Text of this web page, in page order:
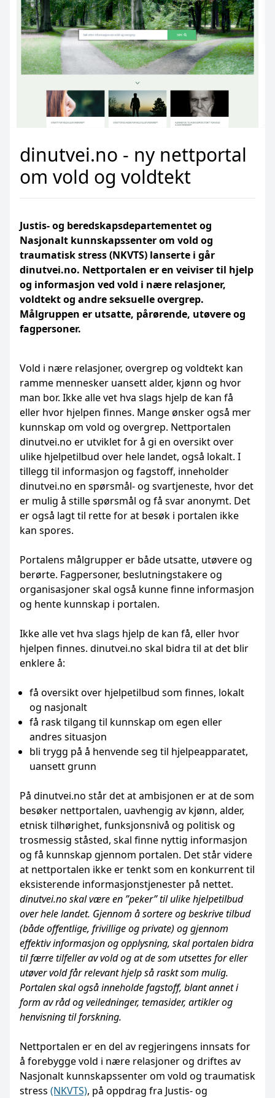
dinutvei.no - ny nettportal
om vold og voldtekt
Justis- og beredskapsdepartementet og
Nasjonalt kunnskapssenter om vold og
traumatisk stress (NKVTS) lanserte i går
dinutvei.no. Nettportalen er en veiviser til hjelp
og informasjon ved vold i nære relasjoner,
voldtekt og andre seksuelle overgrep.
Målgruppen er utsatte, pårørende, utøvere og
fagpersoner.
Vold i nære relasjoner, overgrep og voldtekt kan
ramme mennesker uansett alder, kjønn og hvor
man bor. Ikke alle vet hva slags hjelp de kan få
eller hvor hjelpen finnes. Mange ønsker også mer
kunnskap om vold og overgrep. Nettportalen
dinutvei.no er utviklet for å gi en oversikt over
ulike hjelpetilbud over hele landet, også lokalt. I
tillegg til informasjon og fagstoff, inneholder
dinutvei.no en spørsmål- og svartjeneste, hvor det
er mulig å stille spørsmål og få svar anonymt. Det
er også lagt til rette for at besøk i portalen ikke
kan spores.
Portalens målgrupper er både utsatte, utøvere og
berørte. Fagpersoner, beslutningstakere og
organisasjoner skal også kunne finne informasjon
og hente kunnskap i portalen.
Ikke alle vet hva slags hjelp de kan få, eller hvor
hjelpen finnes. dinutvei.no skal bidra til at det blir
enklere å:
få oversikt over hjelpetilbud som finnes, lokalt
og nasjonalt
få rask tilgang til kunnskap om egen eller
andres situasjon
bli trygg på å henvende seg til hjelpeapparatet,
uansett grunn
På dinutvei.no står det at ambisjonen er at de som
besøker nettportalen, uavhengig av kjønn, alder,
etnisk tilhørighet, funksjonsnivå og politisk og
trosmessig ståsted, skal finne nyttig informasjon
og få kunnskap gjennom portalen. Det står videre
at nettportalen ikke er tenkt som en konkurrent til
eksisterende informasjonstjenester på nettet.
dinutvei.no skal være en ”peker” til ulike hjelpetilbud
over hele landet. Gjennom å sortere og beskrive tilbud
(både offentlige, frivillige og private) og gjennom
effektiv informasjon og opplysning, skal portalen bidra
til færre tilfeller av vold og at de som utsettes for eller
utøver vold får relevant hjelp så raskt som mulig.
Portalen skal også inneholde fagstoff, blant annet i
form av råd og veiledninger, temasider, artikler og
henvisning til forskning.
Nettportalen er en del av regjeringens innsats for
å forebygge vold i nære relasjoner og driftes av
Nasjonalt kunnskapssenter om vold og traumatisk
stress (NKVTS), på oppdrag fra Justis- og